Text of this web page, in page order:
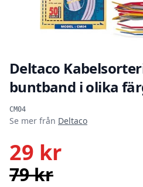
Deltaco
buntband i olika
CM04
Produktinformation
Se mer från Deltaco
29 kr
79 kr